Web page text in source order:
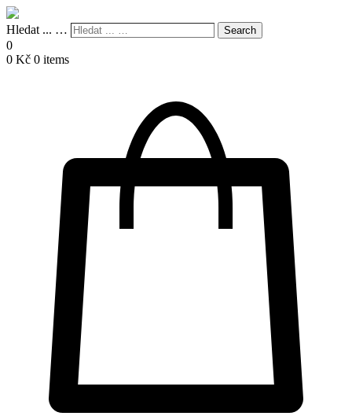
Hledat ... … Search
0
0 Kč 0 items